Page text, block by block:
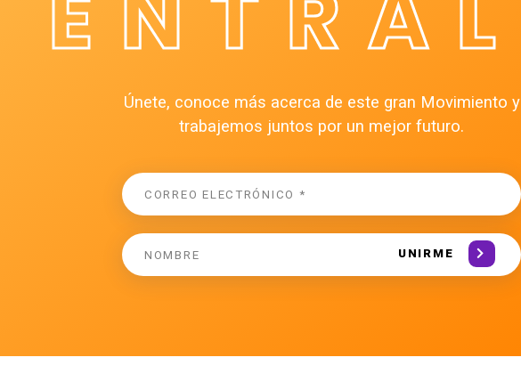
Únete, conoce más acerca de este gran Movimiento y
trabajemos juntos por un mejor futuro.
UNIRME